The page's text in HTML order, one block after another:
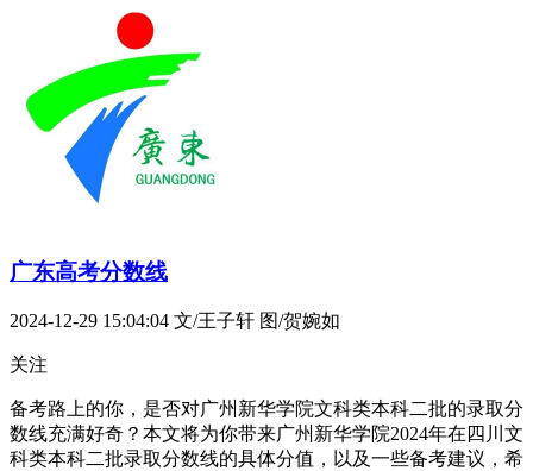
广东高考分数线
2024-12-29 15:04:04 文/王子轩 图/贺婉如
关注
备考路上的你，是否对广州新华学院文科类本科二批的录取分
数线充满好奇？本文将为你带来广州新华学院2024年在四川文
科类本科二批录取分数线的具体分值，以及一些备考建议，希